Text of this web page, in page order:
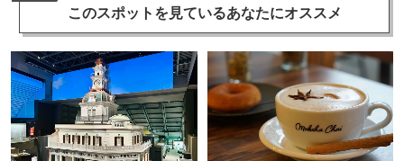
このスポットを見ているあなたにオススメ